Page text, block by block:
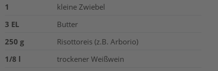
1
kleine Zwiebel
3 EL
Butter
250 g
Risottoreis (z.B. Arborio)
1/8 l
trockener Weißwein